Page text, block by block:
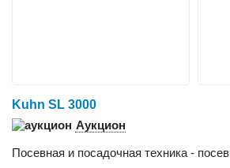
Kuhn SL 3000
Аукцион
Посевная и посадочная техника -